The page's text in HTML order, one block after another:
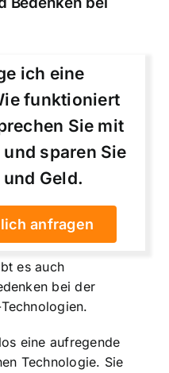
ich eine
funktioniert
Sie mit
sparen Sie
Geld.
anfragen
es auch
bei der
eine aufregende
Technologie. Sie